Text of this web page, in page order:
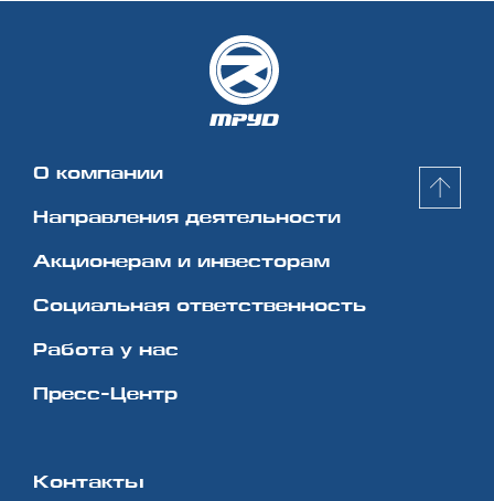
О компании
Направления деятельности
Акционерам и инвесторам
Социальная ответственность
Работа у нас
Пресс-Центр
Контакты